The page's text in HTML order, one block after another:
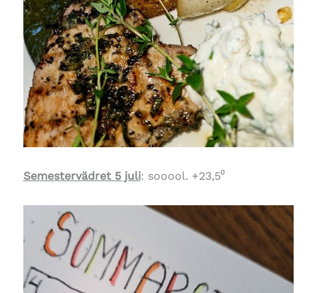
Semestervädret 5 juli: sooool. +23,5⁰